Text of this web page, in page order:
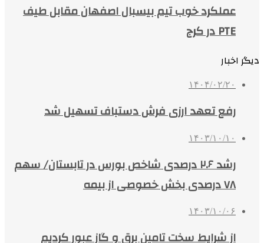
عملکرد خوب تیم بیسبال اصفهان مقابل طیف
PTE در کرج
دیگر اخبار
۱۴۰۴/۰۲/۲۰
رفع تعهد ارزی فرش دستباف تسهیل شد
۱۴۰۳/۱۰/۱۰
رشد ۲.۶ درصدی شاخص بورس در تابستان/ سهم
۷۸ درصدی بخش خصوصی از بیمه
۱۴۰۳/۱۰/۰۶
از شرایط سخت تامین برق و گاز عبور کردیم